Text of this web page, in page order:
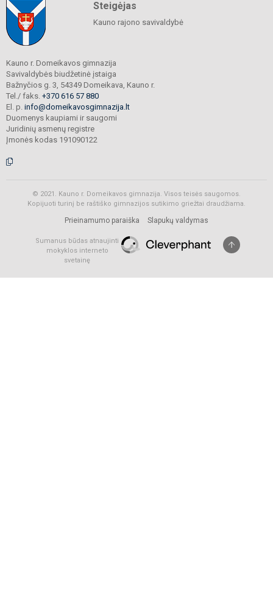
Steigėjas
Kauno rajono savivaldybė
Kauno r. Domeikavos gimnazija
Savivaldybės biudžetinė įstaiga
Bažnyčios g. 3, 54349 Domeikava, Kauno r.
Tel./ faks. +370 616 57 880
El. p. info@domeikavosgimnazija.lt
Duomenys kaupiami ir saugomi
Juridinių asmenų registre
Įmonės kodas 191090122
© 2021. Kauno r. Domeikavos gimnazija. Visos teisės saugomos.
Kopijuoti turinį be raštiško gimnazijos sutikimo griežtai draudžiama.
Prieinamumo paraiška Slapukų valdymas
Sumanus būdas atnaujinti
mokyklos interneto
svetainę